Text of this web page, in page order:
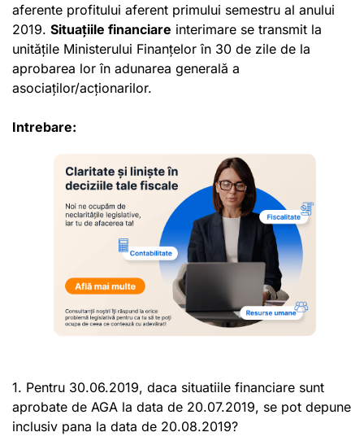
aferente profitului aferent primului semestru al anului
2019. Situațiile financiare interimare se transmit la
unitățile Ministerului Finanțelor în 30 de zile de la
aprobarea lor în adunarea generală a
asociaților/acționarilor.
Intrebare:
1. Pentru 30.06.2019, daca situatiile financiare sunt
aprobate de AGA la data de 20.07.2019, se pot depune
inclusiv pana la data de 20.08.2019?